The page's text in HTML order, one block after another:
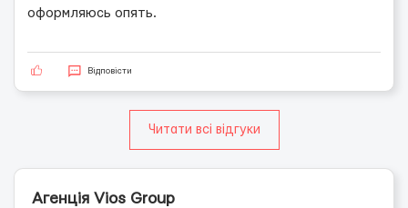
оформляюсь опять.
Відповісти
Читати всі відгуки
Агенція Vios Group